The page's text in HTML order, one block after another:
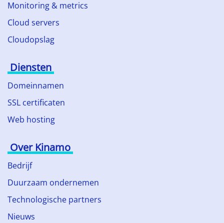
Monitoring & metrics
Cloud servers
Cloudopslag
Diensten
Domeinnamen
SSL certificaten
Web hosting
Over Kinamo
Bedrijf
Duurzaam ondernemen
Technologische partners
Nieuws